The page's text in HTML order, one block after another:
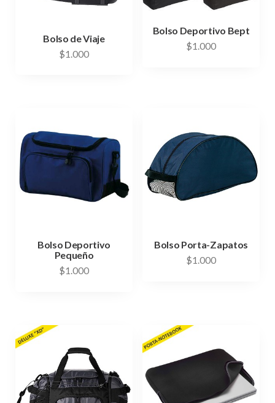
Bolso de Viaje
$1.000
Bolso Deportivo Bept
$1.000
Bolso Deportivo
Pequeño
$1.000
Bolso Porta-Zapatos
$1.000